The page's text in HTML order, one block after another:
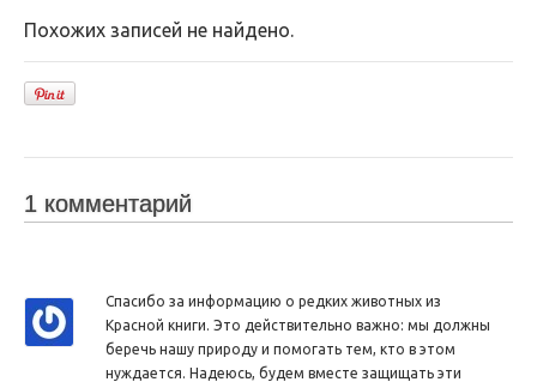
Похожих записей не найдено.
1 комментарий
Спасибо за информацию о редких животных из
Красной книги. Это действительно важно: мы должны
беречь нашу природу и помогать тем, кто в этом
нуждается. Надеюсь, будем вместе защищать эти